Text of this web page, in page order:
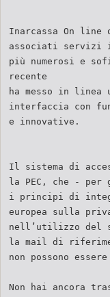
Inarcassa On
associati servizi
più numerosi e
recente
ha messo in linea
interfaccia con
e innovative.
Il sistema di
la PEC, che - per
i principi di
europea sulla
nell’utilizzo del
la mail di
non possono
Non hai ancora